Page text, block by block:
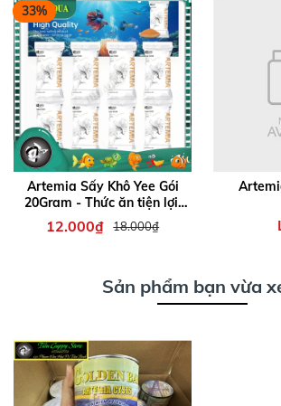
33%
Artemia Sấy Khô Yee Gói
20Gram - Thức ăn tiện lợi,
cho ăn trực tiếp, bổ sung
chất dinh dưỡng cho cá bảy
12.000₫ 18.000₫
Sản phẩm bạn vừa